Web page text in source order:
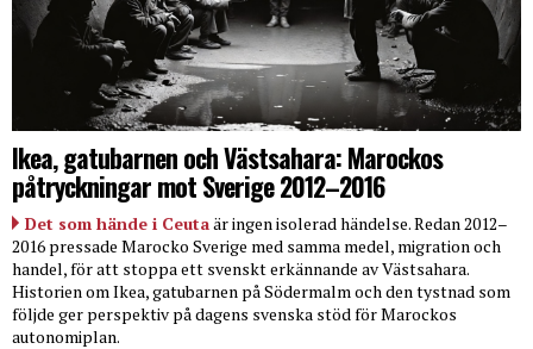
Ikea, gatubarnen och Västsahara: Marockos
påtryckningar mot Sverige 2012–2016
Det som hände i Ceutaär ingen isolerad händelse. Redan 2012–
2016 pressade Marocko Sverige med samma medel, migration och
handel, för att stoppa ett svenskt erkännande av Västsahara.
Historien om Ikea, gatubarnen på Södermalm och den tystnad som
följde ger perspektiv på dagens svenska stöd för Marockos
autonomiplan.